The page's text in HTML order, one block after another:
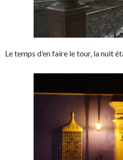
Le temps d’en faire le tour, la nuit